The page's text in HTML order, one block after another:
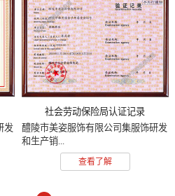
发
社会劳动保险局认证记录
醴陵市美姿服饰有限公司集服饰研发
和生产销...
查看了解